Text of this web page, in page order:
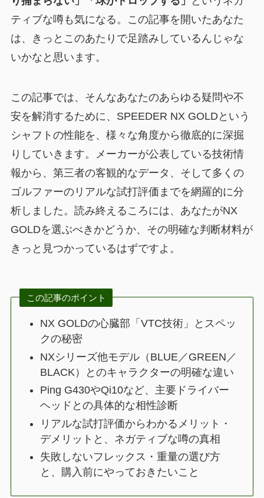
ティブな噂も気になる。この記事を開いたあなた
は、きっとこのあたりで足踏みしているんじゃな
いかなと思います。
この記事では、そんなあなたのあらゆる疑問や不
安を解消するために、SPEEDER NX GOLDという
シャフトの性能を、様々な角度から徹底的に深掘
りしていきます。メーカーが公表している技術情
報から、第三者の客観的なデータ、そして多くの
ゴルファーのリアルな試打評価までを網羅的に分
析しました。読み終えるころには、あなたがNX
GOLDを選ぶべきかどうか、その明確な判断材料が
きっと見つかっているはずですよ。
この記事のポイント
NX GOLDの心臓部「VTC技術」とスペッ
クの秘密
NXシリーズ他モデル（BLUE／GREEN／
BLACK）とのキャラクターの明確な違い
Ping G430やQi10など、主要ドライバー
ヘッドとの具体的な相性診断
リアルな試打評価からわかるメリット・
デメリットと、ネガティブな噂の真相
失敗しないフレックス・重量の選び方
と、購入前にやっておきたいこと